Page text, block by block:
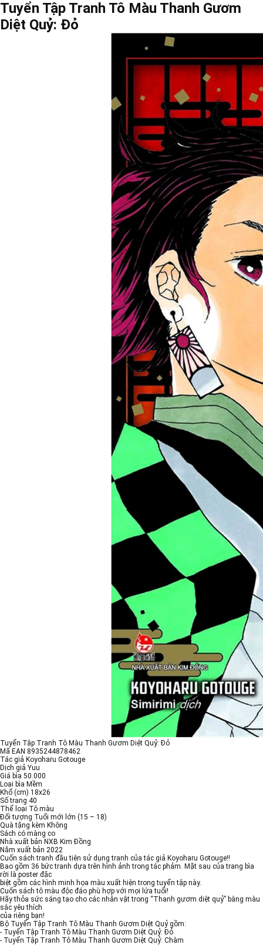
Tuyển Tập Tranh Tô Màu Thanh Gươm
Diệt Quỷ: Đỏ
Tuyển Tập Tranh Tô Màu Thanh Gươm Diệt Quỷ: Đỏ
Mã EAN 8935244878462
Tác giả Koyoharu Gotouge
Dịch giả Yuu
Giá bìa 50.000
Loại bìa Mềm
Khổ (cm) 18x26
Số trang 40
Thể loại Tô màu
Đối tượng Tuổi mới lớn (15 – 18)
Quà tặng kèm Không
Sách có màng co
Nhà xuất bản NXB Kim Đồng
Năm xuất bản 2022
Cuốn sách tranh đầu tiên sử dụng tranh của tác giả Koyoharu Gotouge!!
Bao gồm 36 bức tranh dựa trên hình ảnh trong tác phảm. Mặt sau của trang bìa
rời là poster đặc
biệt gồm các hình minh họa màu xuất hiện trong tuyển tập này.
Cuốn sách tô màu độc đáo phù hợp với mọi lứa tuổi!
Hãy thỏa sức sáng tạo cho các nhân vật trong “Thanh gươm diệt quỷ” bằng màu
sắc yêu thích
của riêng bạn!
Bộ Tuyển Tập Tranh Tô Màu Thanh Gươm Diệt Quỷ gồm:
- Tuyển Tập Tranh Tô Màu Thanh Gươm Diệt Quỷ: Đỏ
- Tuyển Tập Tranh Tô Màu Thanh Gươm Diệt Quỷ: Chàm